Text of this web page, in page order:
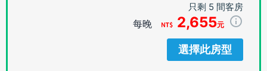
只剩 5 間客房
每晚 2,655元
選擇此房型